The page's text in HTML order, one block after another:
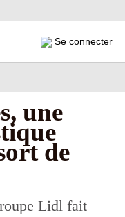
Se connecter
une
de
Lidl fait